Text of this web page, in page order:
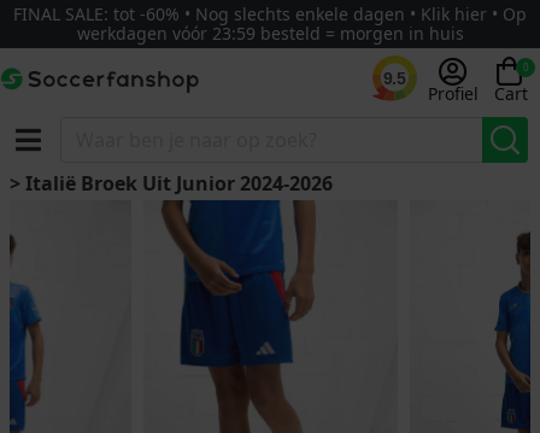
FINAL SALE: tot -60% • Nog slechts enkele dagen • Klik hier • Op
werkdagen vóór 23:59 besteld = morgen in huis
9.5
Profiel
0
Cart
> Italië Broek Uit Junior 2024-2026